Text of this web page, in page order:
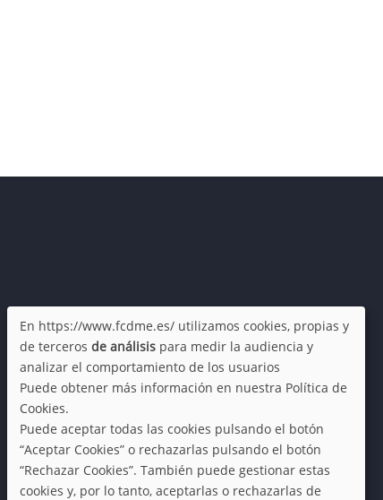
Use
of
personal
En https://www.fcdme.es/ utilizamos cookies, propias y
de terceros de análisis para medir la audiencia y
analizar el comportamiento de los usuarios
Puede obtener más información en nuestra Política de
Cookies.
Puede aceptar todas las cookies pulsando el botón
“Aceptar Cookies” o rechazarlas pulsando el botón
“Rechazar Cookies”. También puede gestionar estas
cookies y, por lo tanto, aceptarlas o rechazarlas de